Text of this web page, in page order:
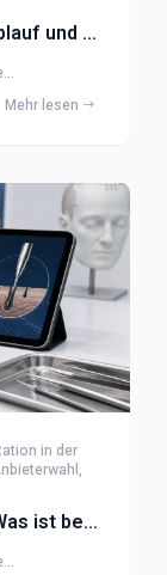
Zahnimplantate Türkei: Kosten, Ablauf und Heilung
Mehr lesen
in der
FUE vs. DHI Haartransplantation: Was ist besser?